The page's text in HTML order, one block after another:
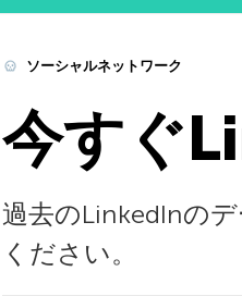
ソーシャルネットワーク
今すぐ
過去のLinkedInの
ください。